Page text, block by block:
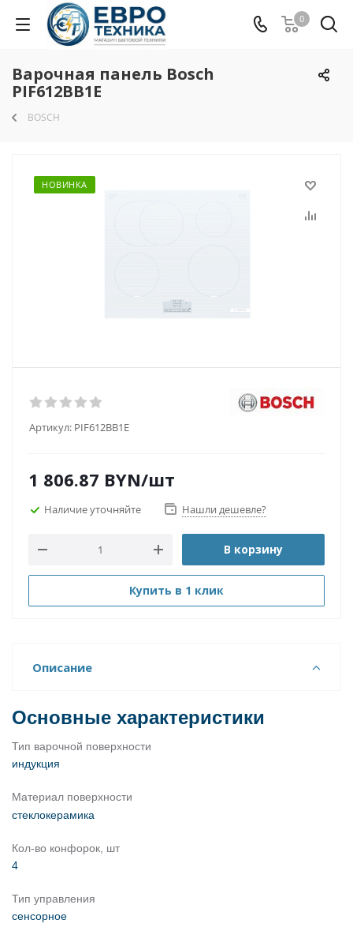
0
Варочная панель Bosch
PIF612BB1E
BOSCH
НОВИНКА
Артикул: PIF612BB1E
1 806.87 BYN/шт
Наличие уточняйте Нашли дешевле?
В корзину
Купить в 1 клик
Описание
Основные характеристики
Тип варочной поверхности
индукция
Материал поверхности
стеклокерамика
Кол-во конфорок, шт
4
Тип управления
сенсорное